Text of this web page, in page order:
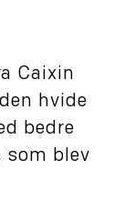
Caixin
hvide
bedre
som blev